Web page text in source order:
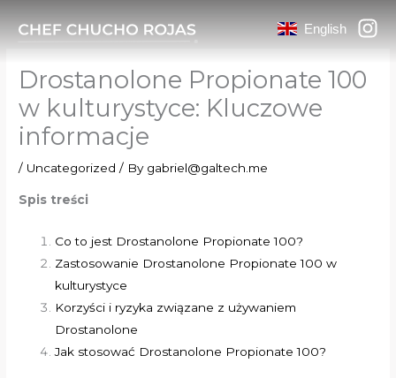
English
Drostanolone Propionate 100
w kulturystyce: Kluczowe
informacje
/ Uncategorized / By gabriel@galtech.me
Spis treści
Co to jest Drostanolone Propionate 100?
Zastosowanie Drostanolone Propionate 100 w
kulturystyce
Korzyści i ryzyka związane z używaniem
Drostanolone
Jak stosować Drostanolone Propionate 100?